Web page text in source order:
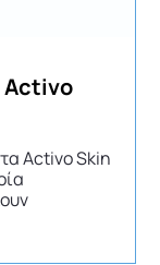
Activo
Activo Skin